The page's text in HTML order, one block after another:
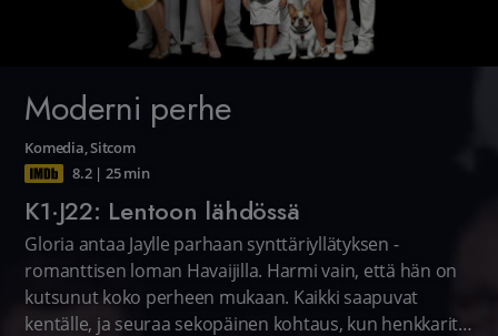
Moderni perhe
Komedia,Sitcom
8.2| 25 min
K1·J22: Lentoon lähdössä
Gloria antaa Jaylle parhaan synttäriyllätyksen -
romanttisen loman Havaijilla. Harmi vain, että hän on
kutsunut koko perheen mukaan. Kaikki saapuvat
kentälle, ja seuraa sekopäinen kohtaus, kun henkkarit